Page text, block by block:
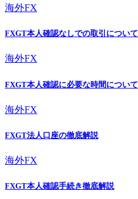
海外FX
FXGT本人確認なしでの取引について
海外FX
FXGT本人確認に必要な時間について
海外FX
FXGT法人口座の徹底解説
海外FX
FXGT本人確認手続き徹底解説